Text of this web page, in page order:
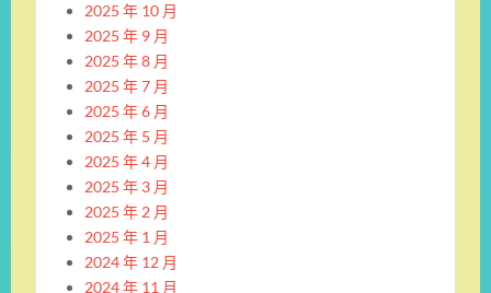
2025 年 10 月
2025 年 9 月
2025 年 8 月
2025 年 7 月
2025 年 6 月
2025 年 5 月
2025 年 4 月
2025 年 3 月
2025 年 2 月
2025 年 1 月
2024 年 12 月
2024 年 11 月